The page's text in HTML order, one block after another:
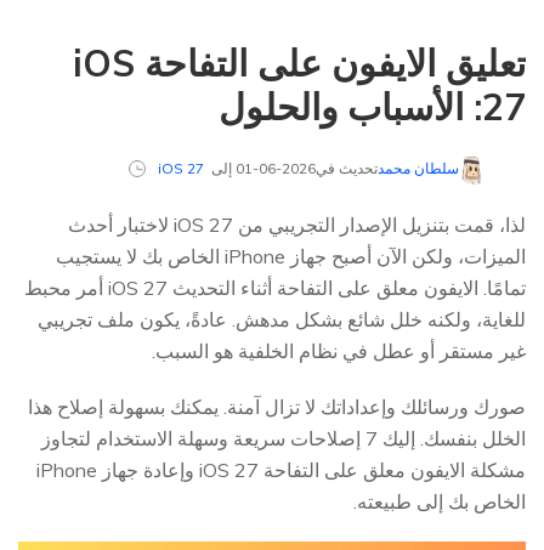
تعليق الايفون على التفاحة iOS
27: الأسباب والحلول
سلطان محمدتحديث في2026-06-01 إلى iOS 27
لذا، قمت بتنزيل الإصدار التجريبي من iOS 27 لاختبار أحدث
الميزات، ولكن الآن أصبح جهاز iPhone الخاص بك لا يستجيب
تمامًا. الايفون معلق على التفاحة أثناء التحديث iOS 27 أمر محبط
للغاية، ولكنه خلل شائع بشكل مدهش. عادةً، يكون ملف تجريبي
غير مستقر أو عطل في نظام الخلفية هو السبب.
صورك ورسائلك وإعداداتك لا تزال آمنة. يمكنك بسهولة إصلاح هذا
الخلل بنفسك. إليك 7 إصلاحات سريعة وسهلة الاستخدام لتجاوز
مشكلة الايفون معلق على التفاحة iOS 27 وإعادة جهاز iPhone
الخاص بك إلى طبيعته.